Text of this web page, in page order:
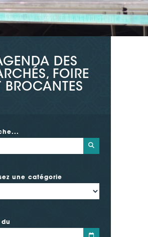
DES
FOIRE
BROCANTES
une catégorie